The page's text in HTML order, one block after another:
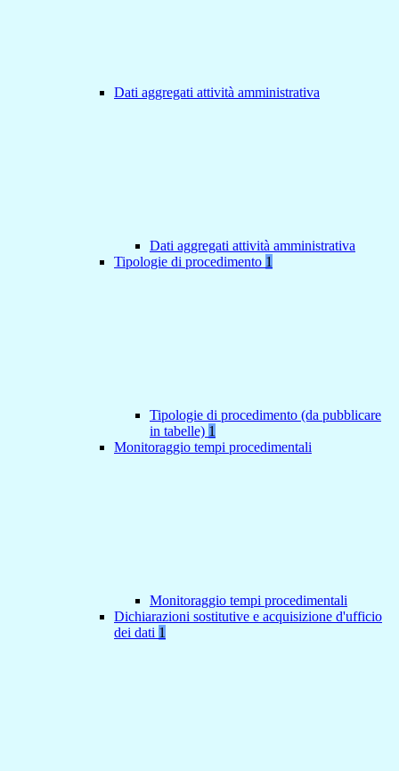
Dati aggregati attività amministrativa
Dati aggregati attività amministrativa
Tipologie di procedimento 1
Tipologie di procedimento (da pubblicare
in tabelle) 1
Monitoraggio tempi procedimentali
Monitoraggio tempi procedimentali
Dichiarazioni sostitutive e acquisizione d'ufficio
dei dati 1